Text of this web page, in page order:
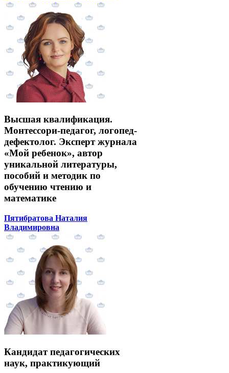
Высшая квалификация.
Монтессори-педагог, логопед-
дефектолог. Эксперт журнала
«Мой ребенок», автор
уникальной литературы,
пособий и методик по
обучению чтению и
математике
Пятибратова Наталия
Владимировна
Кандидат педагогических
наук, практикующий